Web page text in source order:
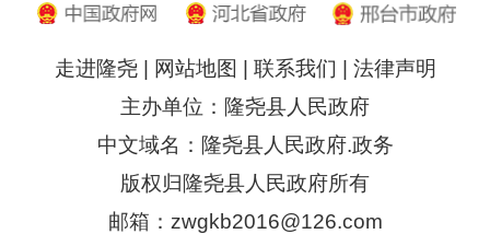
走进隆尧| 网站地图 | 联系我们 | 法律声明
主办单位：隆尧县人民政府
中文域名：隆尧县人民政府.政务
版权归隆尧县人民政府所有
邮箱：zwgkb2016@126.com